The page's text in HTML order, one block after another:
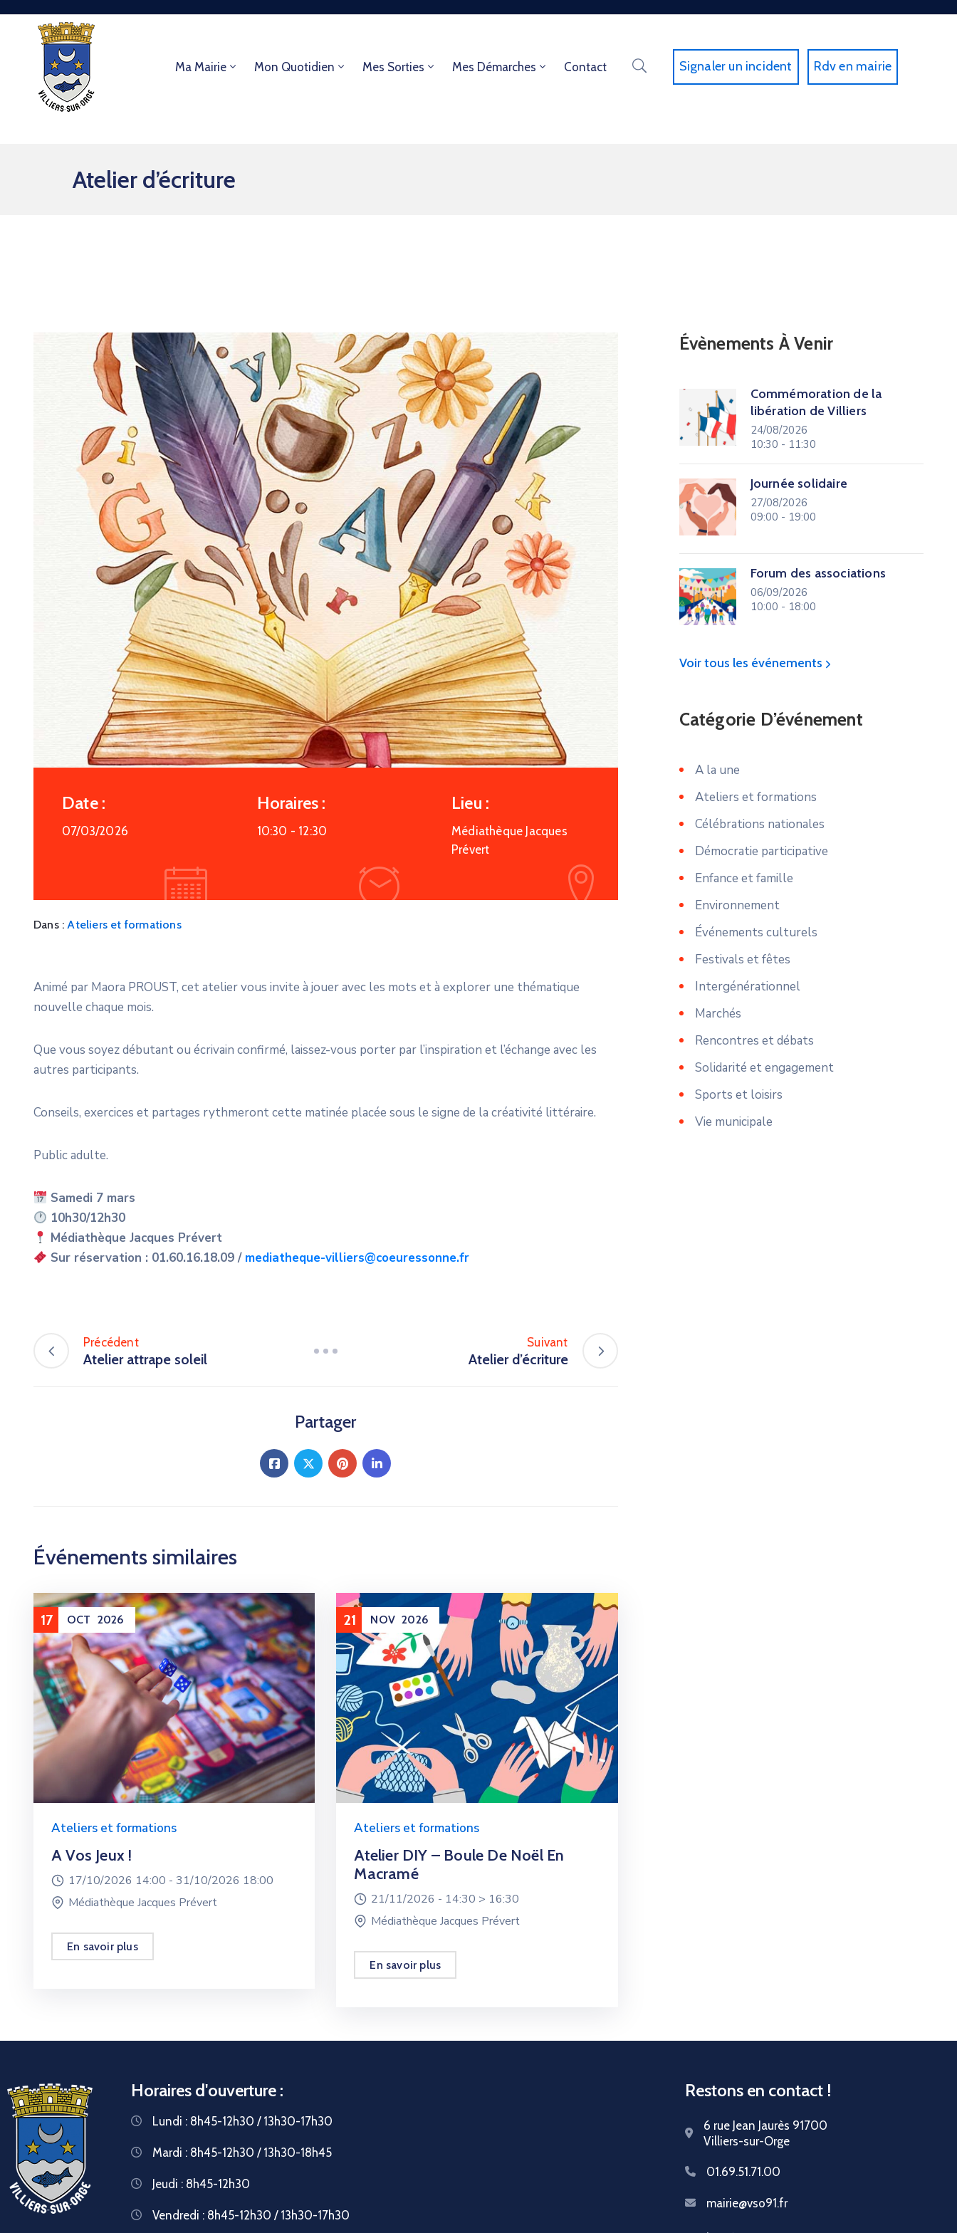
Ma Mairie Mon Quotidien Mes Sorties Mes Démarches Contact Signaler un incident Rdv en mairie
Atelier d’écriture
Date :
07/03/2026
Horaires :
10:30 - 12:30
Lieu :
Médiathèque Jacques
Prévert
Dans :Ateliers et formations
Animé par Maora PROUST, cet atelier vous invite à jouer avec les mots et à explorer une thématique
nouvelle chaque mois.
Que vous soyez débutant ou écrivain confirmé, laissez-vous porter par l’inspiration et l’échange avec les
autres participants.
Conseils, exercices et partages rythmeront cette matinée placée sous le signe de la créativité littéraire.
Public adulte.
Samedi 7 mars
10h30/12h30
Médiathèque Jacques Prévert
Sur réservation : 01.60.16.18.09 / mediatheque-villiers@coeuressonne.fr
Précédent
Atelier attrape soleil
Suivant
Atelier d’écriture
Partager
Événements similaires
17 OCT 2026
Ateliers et formations
A Vos Jeux !
17/10/2026 14:00 - 31/10/2026 18:00
Médiathèque Jacques Prévert
En savoir plus
21 NOV 2026
Ateliers et formations
Atelier DIY – Boule De Noël En
Macramé
21/11/2026 - 14:30 > 16:30
Médiathèque Jacques Prévert
En savoir plus
Évènements À Venir
Commémoration de la
libération de Villiers
24/08/2026
10:30 - 11:30
Journée solidaire
27/08/2026
09:00 - 19:00
Forum des associations
06/09/2026
10:00 - 18:00
Voir tous les événements
Catégorie D’événement
A la une
Ateliers et formations
Célébrations nationales
Démocratie participative
Enfance et famille
Environnement
Événements culturels
Festivals et fêtes
Intergénérationnel
Marchés
Rencontres et débats
Solidarité et engagement
Sports et loisirs
Vie municipale
Horaires d'ouverture :
Lundi : 8h45-12h30 / 13h30-17h30
Mardi : 8h45-12h30 / 13h30-18h45
Jeudi : 8h45-12h30
Vendredi : 8h45-12h30 / 13h30-17h30
Restons en contact !
6 rue Jean Jaurès 91700
Villiers-sur-Orge
01.69.51.71.00
mairie@vso91.fr